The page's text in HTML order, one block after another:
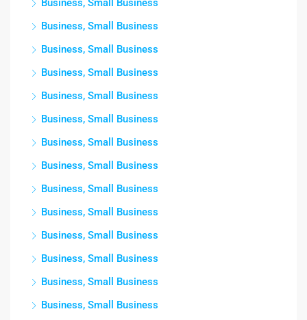
Business, Small Business
Business, Small Business
Business, Small Business
Business, Small Business
Business, Small Business
Business, Small Business
Business, Small Business
Business, Small Business
Business, Small Business
Business, Small Business
Business, Small Business
Business, Small Business
Business, Small Business
Business, Small Business